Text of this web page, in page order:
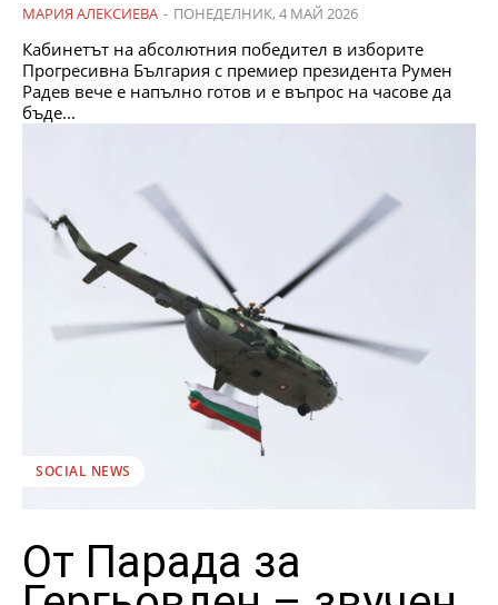
МАРИЯ АЛЕКСИЕВА - ПОНЕДЕЛНИК, 4 МАЙ 2026
Кабинетът на абсолютния победител в изборите
Прогресивна България с премиер президента Румен
Радев вече е напълно готов и е въпрос на часове да
бъде...
SOCIAL NEWS
От Парада за